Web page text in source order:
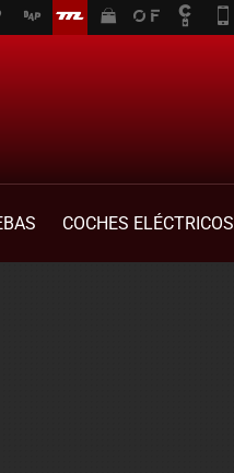
COCHES ELÉCTRICOS